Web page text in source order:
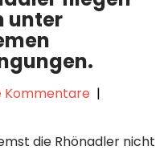
unter
Kommentare |
die Rhönadler nicht